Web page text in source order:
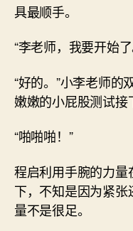
具最顺手。
“李老师，我要开始了
“好的。”小李老师的
嫩嫩的小屁股测试接
“啪啪啪！”
程启利用手腕的力量
下，不知是因为紧
量不是很足。